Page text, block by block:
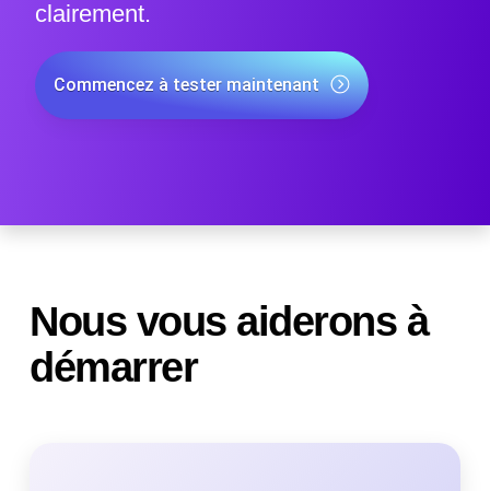
clairement.
Commencez à tester maintenant
Nous vous aiderons à
démarrer